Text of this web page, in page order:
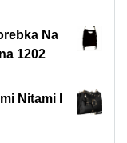
Na
1202
Nitami I